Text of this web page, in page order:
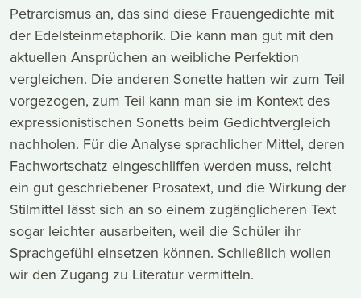
Petrarcismus an, das sind diese Frauengedichte mit
der Edelsteinmetaphorik. Die kann man gut mit den
aktuellen Ansprüchen an weibliche Perfektion
vergleichen. Die anderen Sonette hatten wir zum Teil
vorgezogen, zum Teil kann man sie im Kontext des
expressionistischen Sonetts beim Gedichtvergleich
nachholen. Für die Analyse sprachlicher Mittel, deren
Fachwortschatz eingeschliffen werden muss, reicht
ein gut geschriebener Prosatext, und die Wirkung der
Stilmittel lässt sich an so einem zugänglicheren Text
sogar leichter ausarbeiten, weil die Schüler ihr
Sprachgefühl einsetzen können. Schließlich wollen
wir den Zugang zu Literatur vermitteln.